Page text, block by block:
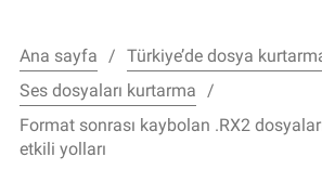
Ana sayfa
Türkiye’de dosya
Ses dosyaları kurtarma
Format sonrası kaybolan .RX2
etkili yolları